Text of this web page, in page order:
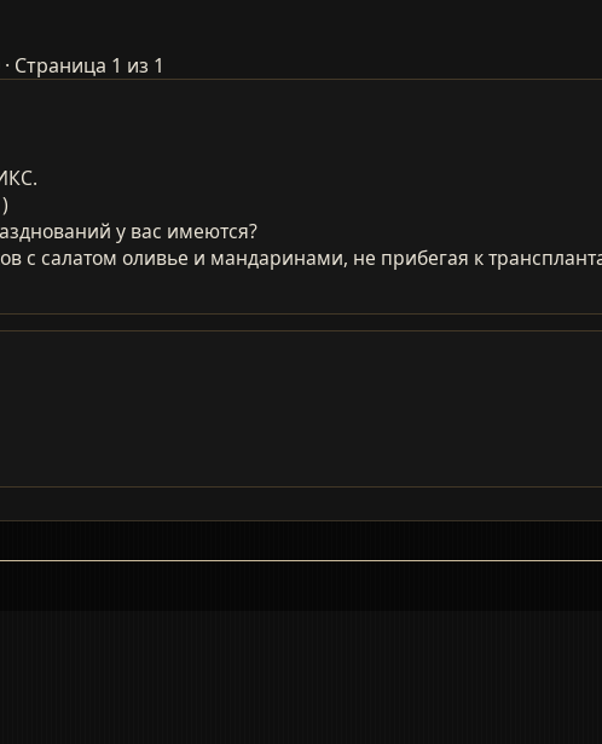
Страница 1 из 1
у вас имеются?
с салатом оливье и мандаринами, не прибегая к